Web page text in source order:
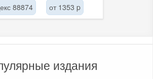
88874 от 1353 p
издания